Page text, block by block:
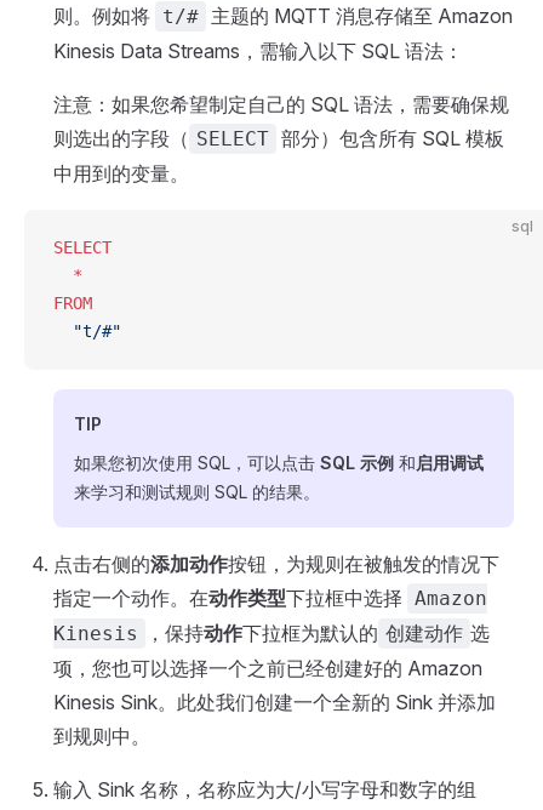
则。例如将 t/# 主题的 MQTT 消息存储至 Amazon
Kinesis Data Streams，需输入以下 SQL 语法：
注意：如果您希望制定自己的 SQL 语法，需要确保规
则选出的字段（ SELECT 部分）包含所有 SQL 模板
中用到的变量。
sql
SELECT
  *
FROM
  "t/#"
TIP
如果您初次使用 SQL，可以点击 SQL 示例 和启用调试
来学习和测试规则 SQL 的结果。
点击右侧的添加动作按钮，为规则在被触发的情况下
指定一个动作。在动作类型下拉框中选择 Amazon
Kinesis
，保持动作下拉框为默认的 创建动作 选
项，您也可以选择一个之前已经创建好的 Amazon
Kinesis Sink。此处我们创建一个全新的 Sink 并添加
到规则中。
输入 Sink 名称，名称应为大/小写字母和数字的组